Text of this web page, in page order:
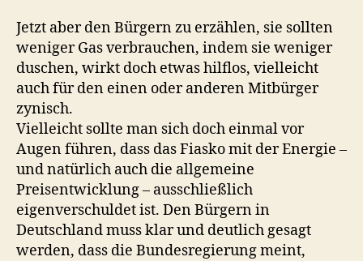
Jetzt aber den Bürgern zu erzählen, sie sollten
weniger Gas verbrauchen, indem sie weniger
duschen, wirkt doch etwas hilflos, vielleicht
auch für den einen oder anderen Mitbürger
zynisch.
Vielleicht sollte man sich doch einmal vor
Augen führen, dass das Fiasko mit der Energie –
und natürlich auch die allgemeine
Preisentwicklung – ausschließlich
eigenverschuldet ist. Den Bürgern in
Deutschland muss klar und deutlich gesagt
werden, dass die Bundesregierung meint,